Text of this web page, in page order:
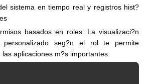
sistema en tiempo real y registros hist?
basados en roles: La visualizaci?n
personalizado seg?n el rol te permite
aplicaciones m?s importantes.